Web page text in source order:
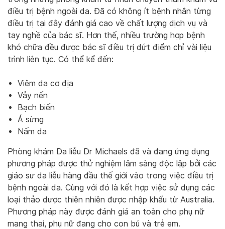
điều trị bệnh ngoài da. Đã có không ít bệnh nhân từng
điều trị tại đây đánh giá cao về chất lượng dịch vụ và
tay nghề của bác sĩ. Hơn thế, nhiều trường hợp bệnh
khó chữa đều được bác sĩ điều trị dứt điểm chỉ vài liệu
trình liên tục. Có thể kể đến:
Viêm da cơ địa
Vảy nến
Bạch biến
Á sừng
Nấm da
Phòng khám Da liễu Dr Michaels đã và đang ứng dụng
phương pháp được thử nghiệm lâm sàng độc lập bởi các
giáo sư da liễu hàng đầu thế giới vào trong việc điều trị
bệnh ngoài da. Cùng với đó là kết hợp việc sử dụng các
loại thảo dược thiên nhiên được nhập khẩu từ Australia.
Phương pháp này được đánh giá an toàn cho phụ nữ
mang thai, phụ nữ đang cho con bú và trẻ em.